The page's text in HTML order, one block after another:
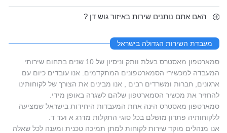
האם אתם נותנים שירות באיזור גוש דן ?
מעבדת השירות הגדולה בישראל
סמארטפון מאסטרס בעלת וותק וניסיון של 10 שנים בתחום שירותי
המעבדה למכשירי הסמארטפונים המתקדמים. אנו עובדים כיום עם
ארגונים, חברות ומשרדים רבים , אנו מבינים את הצורך של לקוחותינו
להחזיר את מכשיר הסמארטפון שלהם לשגרה באופן מידי.
סמארטפון מאסטרס הינה אחת המעבדות היחידות בישראל שמציעה
ללקוחותיה פתרון מושלם בכל סוגי התקלות מדרג א ועד ד.
אנו מנהלים מוקד שירות לקוחות למתן תמיכה טכנית ומענה לכל שאלה